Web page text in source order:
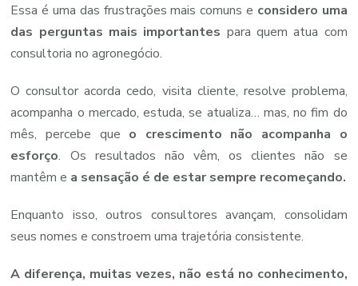
Essa é uma das frustrações mais comuns e considero uma
das perguntas mais importantes para quem atua com
consultoria no agronegócio.
O consultor acorda cedo, visita cliente, resolve problema,
acompanha o mercado, estuda, se atualiza… mas, no fim do
mês, percebe que o crescimento não acompanha o
esforço. Os resultados não vêm, os clientes não se
mantêm e a sensação é de estar sempre recomeçando.
Enquanto isso, outros consultores avançam, consolidam
seus nomes e constroem uma trajetória consistente.
A diferença, muitas vezes, não está no conhecimento,